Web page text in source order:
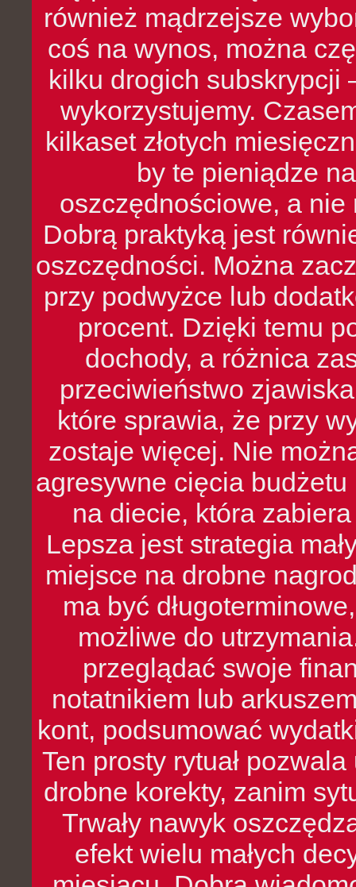
również mądrzejsze
coś na wynos, można
kilku drogich subskrypcji
wykorzystujemy.
kilkaset złotych
by te pieniądze
oszczędnościowe, a nie
Dobrą praktyką jest
oszczędności. Można
przy podwyżce lub
procent. Dzięki temu
dochody, a różnica
przeciwieństwo
które sprawia, że przy
zostaje więcej. Nie
agresywne cięcia
na diecie, która
Lepsza jest strategia
miejsce na drobne
ma być
możliwe do
przeglądać swoje
notatnikiem lub
kont, podsumować
Ten prosty rytuał
drobne korekty, zanim
Trwały nawyk
efekt wielu małych